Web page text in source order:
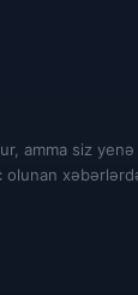
amma siz
olunan